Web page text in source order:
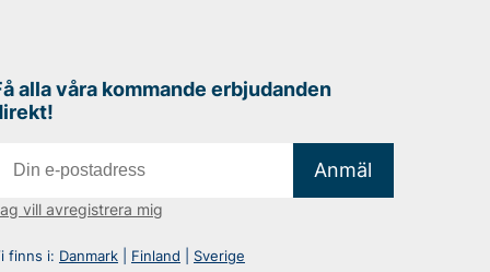
alla våra kommande erbjudanden
Anmäl
vill avregistrera mig
finns i: Danmark| Finland Sverige